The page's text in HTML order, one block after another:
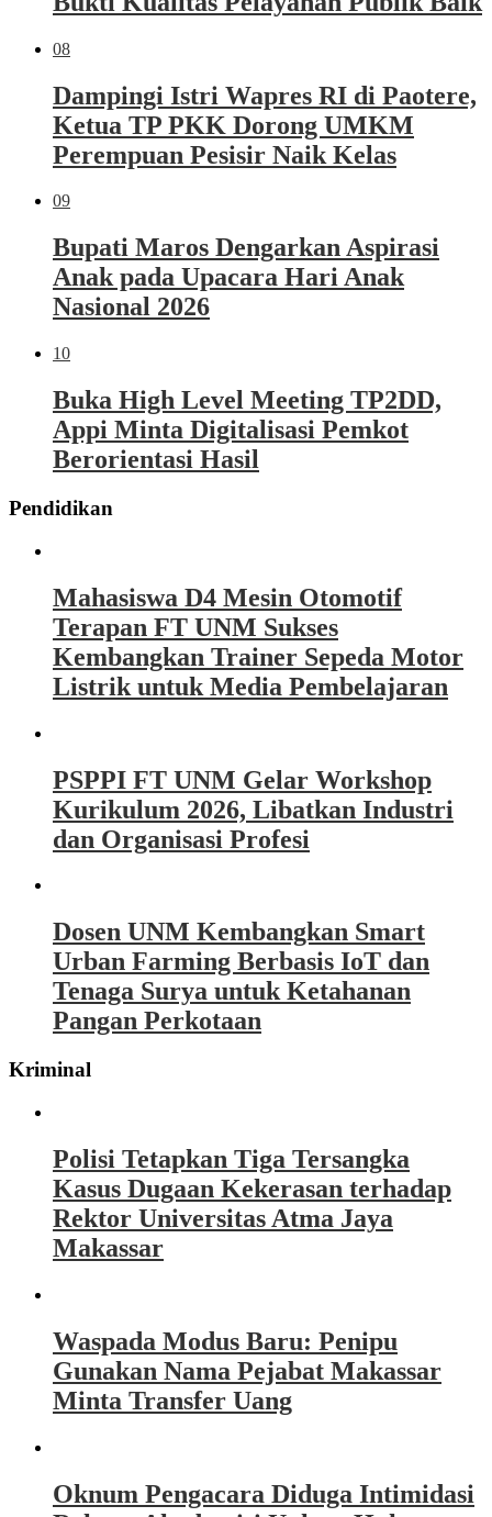
08
Dampingi Istri Wapres RI di Paotere,
Ketua TP PKK Dorong UMKM
Perempuan Pesisir Naik Kelas
09
Bupati Maros Dengarkan Aspirasi
Anak pada Upacara Hari Anak
Nasional 2026
10
Buka High Level Meeting TP2DD,
Appi Minta Digitalisasi Pemkot
Berorientasi Hasil
Pendidikan
Mahasiswa D4 Mesin Otomotif
Terapan FT UNM Sukses
Kembangkan Trainer Sepeda Motor
Listrik untuk Media Pembelajaran
PSPPI FT UNM Gelar Workshop
Kurikulum 2026, Libatkan Industri
dan Organisasi Profesi
Dosen UNM Kembangkan Smart
Urban Farming Berbasis IoT dan
Tenaga Surya untuk Ketahanan
Pangan Perkotaan
Kriminal
Polisi Tetapkan Tiga Tersangka
Kasus Dugaan Kekerasan terhadap
Rektor Universitas Atma Jaya
Makassar
Waspada Modus Baru: Penipu
Gunakan Nama Pejabat Makassar
Minta Transfer Uang
Oknum Pengacara Diduga Intimidasi